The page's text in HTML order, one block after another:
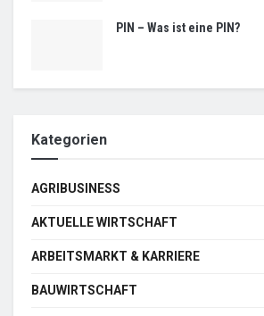
PIN – Was ist eine PIN?
Kategorien
AGRIBUSINESS
AKTUELLE WIRTSCHAFT
ARBEITSMARKT & KARRIERE
BAUWIRTSCHAFT